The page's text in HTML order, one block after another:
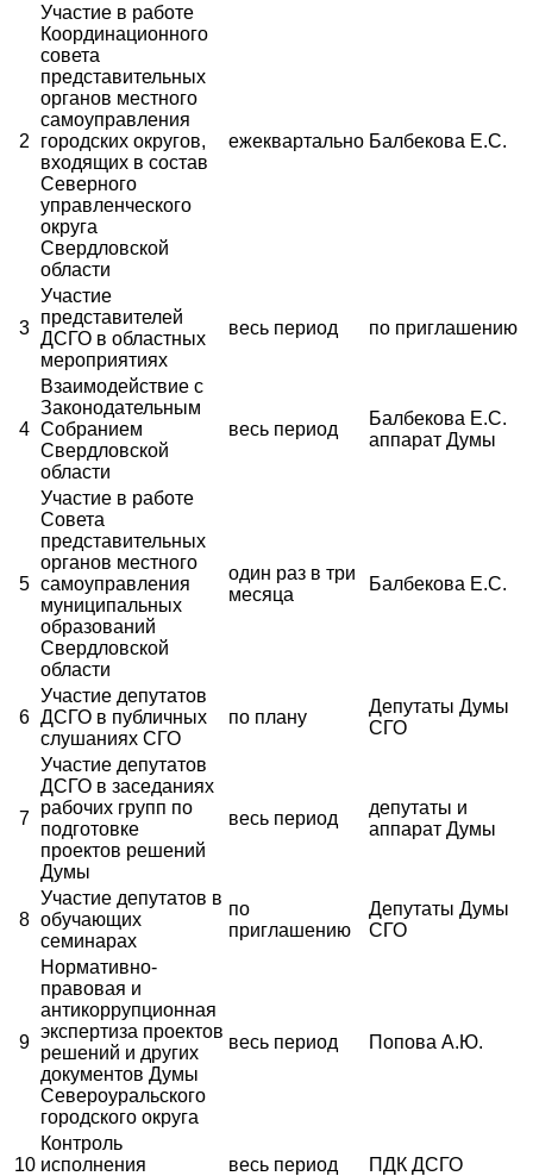
2
Участие в работе
Координационного
совета
представительных
органов местного
самоуправления
городских округов,
входящих в состав
Северного
управленческого
округа
Свердловской
области
ежеквартально Балбекова Е.С.
3
Участие
представителей
ДСГО в областных
мероприятиях
весь период по приглашению
4
Взаимодействие с
Законодательным
Собранием
Свердловской
области
весь период
Балбекова Е.С.
аппарат Думы
5
Участие в работе
Совета
представительных
органов местного
самоуправления
муниципальных
образований
Свердловской
области
один раз в три
месяца
Балбекова Е.С.
6
Участие депутатов
ДСГО в публичных
слушаниях СГО
по плану
Депутаты Думы
СГО
7
Участие депутатов
ДСГО в заседаниях
рабочих групп по
подготовке
проектов решений
Думы
весь период
депутаты и
аппарат Думы
8
Участие депутатов в
обучающих
семинарах
по
приглашению
Депутаты Думы
СГО
9
Нормативно-
правовая и
антикоррупционная
экспертиза проектов
решений и других
документов Думы
Североуральского
городского округа
весь период Попова А.Ю.
10
Контроль
исполнения
весь период ПДК ДСГО